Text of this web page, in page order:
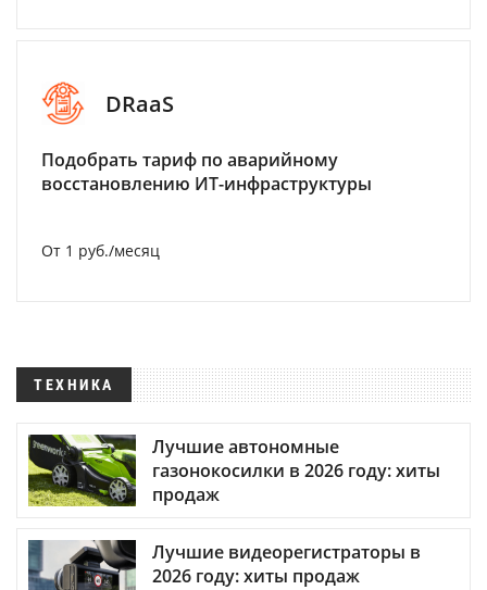
DRaaS
Подобрать тариф по аварийному
восстановлению ИТ-инфраструктуры
От 1 руб./месяц
ТЕХНИКА
Лучшие автономные
газонокосилки в 2026 году: хиты
продаж
Лучшие видеорегистраторы в
2026 году: хиты продаж